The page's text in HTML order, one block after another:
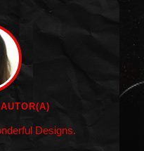
AUTOR(A)
Designs.